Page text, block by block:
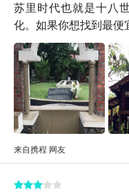
苏里时代也就是十八
化。如果你想找到最便
来自携程 网友